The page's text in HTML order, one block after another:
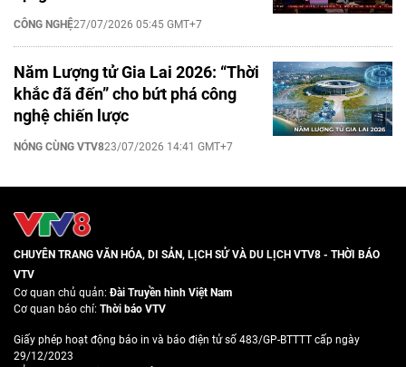
CÔNG NGHỆ27/07/2026 05:45 GMT+7
Năm Lượng tử Gia Lai 2026: “Thời
khắc đã đến” cho bứt phá công
nghệ chiến lược
NÓNG CÙNG VTV823/07/2026 14:41 GMT+7
CHUYÊN TRANG VĂN HÓA, DI SẢN, LỊCH SỬ VÀ DU LỊCH VTV8 - THỜI BÁO
VTV
Cơ quan chủ quản:Đài Truyền hình Việt Nam
Cơ quan báo chí: Thời báo VTV
Giấy phép hoạt động báo in và báo điện tử số 483/GP-BTTTT cấp ngày
29/12/2023